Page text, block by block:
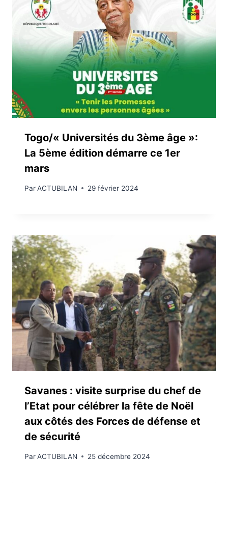
Togo/« Universités du 3ème âge »:
La 5ème édition démarre ce 1er
mars
ParACTUBILAN 29 février 2024
Savanes : visite surprise du chef de
l’Etat pour célébrer la fête de Noël
aux côtés des Forces de défense et
de sécurité
ParACTUBILAN 25 décembre 2024